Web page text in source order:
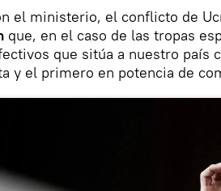
el ministerio, el conflicto de
que, en el caso de las tropas
que sitúa a nuestro país
y el primero en potencia de